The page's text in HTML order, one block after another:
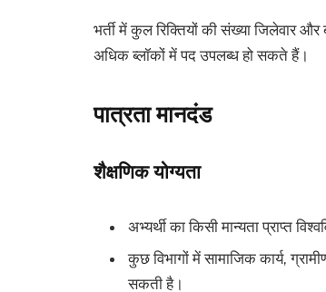
भर्ती में कुल रिक्तियों की संख्या जिलेवार
अधिक ब्लॉकों में पद उपलब्ध हो सकते हैं।
पात्रता मानदंड
शैक्षणिक योग्यता
अभ्यर्थी का किसी मान्यता प्राप्त
कुछ विभागों में सामाजिक कार्य,
सकती है।